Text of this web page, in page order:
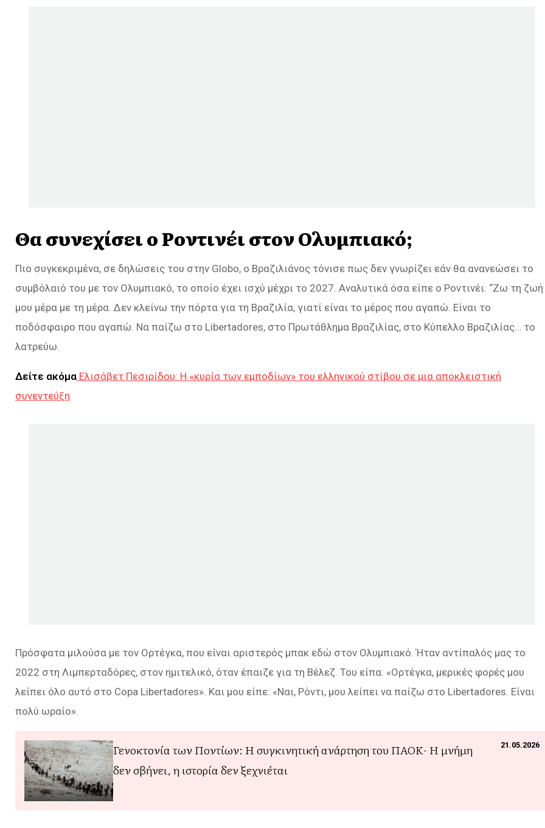
Θα συνεχίσει ο Ροντινέι στον Ολυμπιακό;
Πιο συγκεκριμένα, σε δηλώσεις του στην Globo, o Βραζιλιάνος τόνισε πως δεν γνωρίζει εάν θα ανανεώσει το
συμβόλαιό του με τον Ολυμπιακό, το οποίο έχει ισχύ μέχρι το 2027. Αναλυτικά όσα είπε ο Ροντινέι: “Ζω τη ζωή
μου μέρα με τη μέρα. Δεν κλείνω την πόρτα για τη Βραζιλία, γιατί είναι το μέρος που αγαπώ. Είναι το
ποδόσφαιρο που αγαπώ. Να παίζω στο Libertadores, στο Πρωτάθλημα Βραζιλίας, στο Κύπελλο Βραζιλίας… το
λατρεύω.
Δείτε ακόμα Ελισάβετ Πεσιρίδου: Η «κυρία των εμποδίων» του ελληνικού στίβου σε μια αποκλειστική
συνεντεύξη
Πρόσφατα μιλούσα με τον Ορτέγκα, που είναι αριστερός μπακ εδώ στον Ολυμπιακό. Ήταν αντίπαλός μας το
2022 στη Λιμπερταδόρες, στον ημιτελικό, όταν έπαιζε για τη Βέλεζ. Του είπα: «Ορτέγκα, μερικές φορές μου
λείπει όλο αυτό στο Copa Libertadores». Και μου είπε: «Ναι, Ρόντι, μου λείπει να παίζω στο Libertadores. Είναι
πολύ ωραίο».
21.05.2026
Γενοκτονία των Ποντίων: Η συγκινητική ανάρτηση του ΠΑΟΚ- Η μνήμη
δεν σβήνει, η ιστορία δεν ξεχνιέται